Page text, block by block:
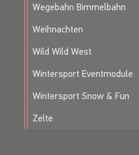
Wegebahn Bimmelbahn
Weihnachten
Wild Wild West
Wintersport Eventmodule
Wintersport Snow & Fun
Zelte